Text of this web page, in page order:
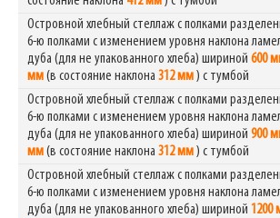
Островной хлебный стеллаж с полками
6-ю полками с изменением уровня наклона
дуба (для не упакованного хлеба) шириной 600
мм(в состояние наклона 312 мм) с тумбой
Островной хлебный стеллаж с полками
6-ю полками с изменением уровня наклона
дуба (для не упакованного хлеба) шириной 900
мм(в состояние наклона 312 мм) с тумбой
Островной хлебный стеллаж с полками
6-ю полками с изменением уровня наклона
дуба (для не упакованного хлеба) шириной 1200